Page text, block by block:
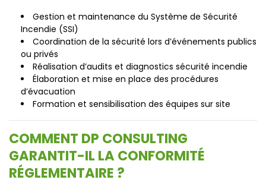
Gestion et maintenance du Système de Sécurité
Incendie (SSI)
Coordination de la sécurité lors d’événements publics
ou privés
Réalisation d’audits et diagnostics sécurité incendie
Élaboration et mise en place des procédures
d’évacuation
Formation et sensibilisation des équipes sur site
COMMENT DP CONSULTING
GARANTIT-IL LA CONFORMITÉ
RÉGLEMENTAIRE ?